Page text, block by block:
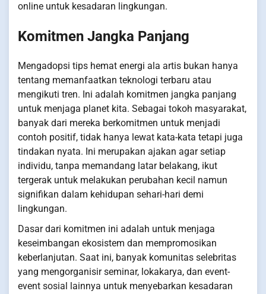
online untuk kesadaran lingkungan.
Komitmen Jangka Panjang
Mengadopsi tips hemat energi ala artis bukan hanya
tentang memanfaatkan teknologi terbaru atau
mengikuti tren. Ini adalah komitmen jangka panjang
untuk menjaga planet kita. Sebagai tokoh masyarakat,
banyak dari mereka berkomitmen untuk menjadi
contoh positif, tidak hanya lewat kata-kata tetapi juga
tindakan nyata. Ini merupakan ajakan agar setiap
individu, tanpa memandang latar belakang, ikut
tergerak untuk melakukan perubahan kecil namun
signifikan dalam kehidupan sehari-hari demi
lingkungan.
Dasar dari komitmen ini adalah untuk menjaga
keseimbangan ekosistem dan mempromosikan
keberlanjutan. Saat ini, banyak komunitas selebritas
yang mengorganisir seminar, lokakarya, dan event-
event sosial lainnya untuk menyebarkan kesadaran